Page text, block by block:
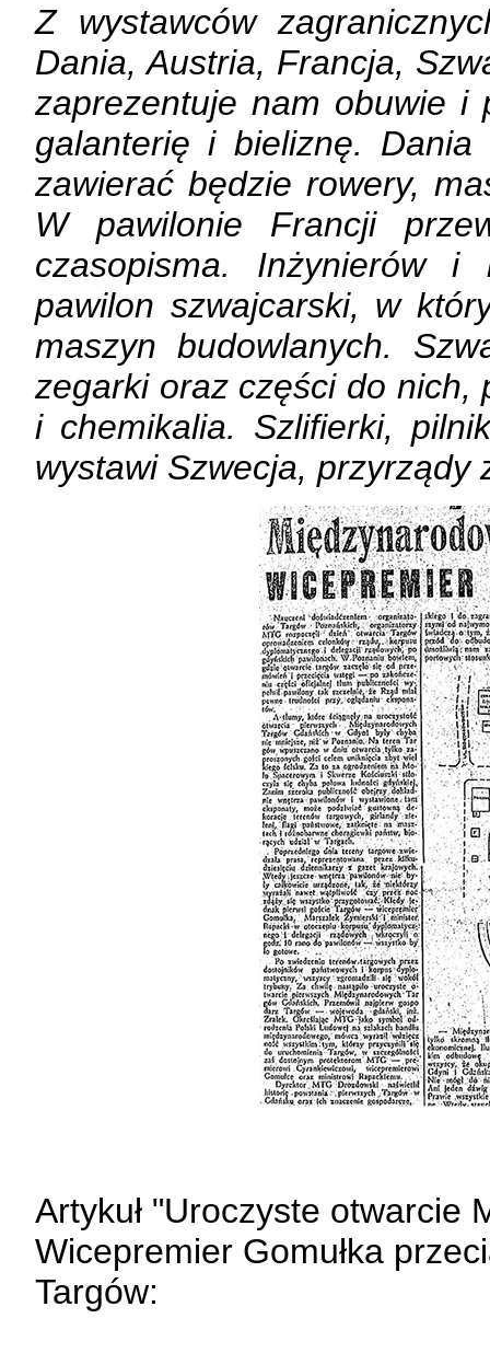
Z wystawców
Dania, Austria, Francja,
zaprezentuje nam obuwie i
galanterię i bieliznę.
zawierać będzie rowery,
W pawilonie Francji
czasopisma. Inżynierów i
pawilon szwajcarski, w
maszyn budowlanych.
zegarki oraz części do nich,
i chemikalia. Szlifierki,
wystawi Szwecja, przyrządy
Artykuł "Uroczyste otwarcie
Wicepremier Gomułka
Targów: